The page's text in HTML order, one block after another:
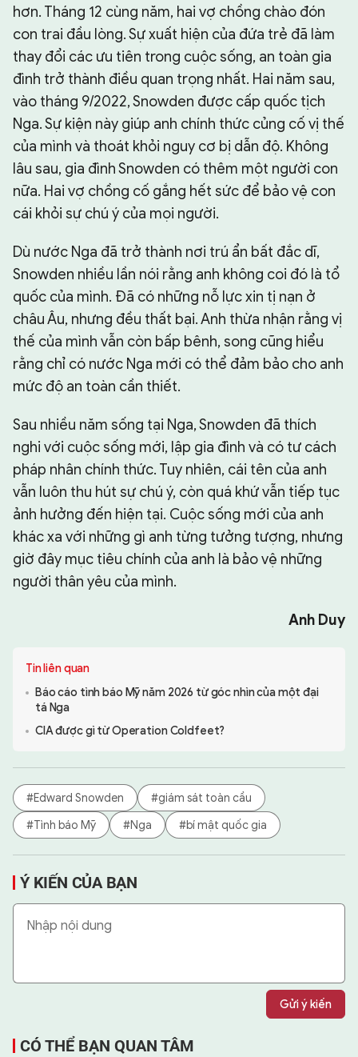
hơn. Tháng 12 cùng năm, hai vợ chồng chào đón
con trai đầu lòng. Sự xuất hiện của đứa trẻ đã làm
thay đổi các ưu tiên trong cuộc sống, an toàn gia
đình trở thành điều quan trọng nhất. Hai năm sau,
vào tháng 9/2022, Snowden được cấp quốc tịch
Nga. Sự kiện này giúp anh chính thức củng cố vị thế
của mình và thoát khỏi nguy cơ bị dẫn độ. Không
lâu sau, gia đình Snowden có thêm một người con
nữa. Hai vợ chồng cố gắng hết sức để bảo vệ con
cái khỏi sự chú ý của mọi người.
Dù nước Nga đã trở thành nơi trú ẩn bất đắc dĩ,
Snowden nhiều lần nói rằng anh không coi đó là tổ
quốc của mình. Đã có những nỗ lực xin tị nạn ở
châu Âu, nhưng đều thất bại. Anh thừa nhận rằng vị
thế của mình vẫn còn bấp bênh, song cũng hiểu
rằng chỉ có nước Nga mới có thể đảm bảo cho anh
mức độ an toàn cần thiết.
Sau nhiều năm sống tại Nga, Snowden đã thích
nghi với cuộc sống mới, lập gia đình và có tư cách
pháp nhân chính thức. Tuy nhiên, cái tên của anh
vẫn luôn thu hút sự chú ý, còn quá khứ vẫn tiếp tục
ảnh hưởng đến hiện tại. Cuộc sống mới của anh
khác xa với những gì anh từng tưởng tượng, nhưng
giờ đây mục tiêu chính của anh là bảo vệ những
người thân yêu của mình.
Anh Duy
Tin liên quan
Báo cáo tình báo Mỹ năm 2026 từ góc nhìn của một đại
tá Nga
CIA được gì từ Operation Coldfeet?
#Edward Snowden
#giám sát toàn cầu
#Tình báo Mỹ
#Nga #bí mật quốc gia
Ý KIẾN CỦA BẠN
Gửi ý kiến
CÓ THỂ BẠN QUAN TÂM